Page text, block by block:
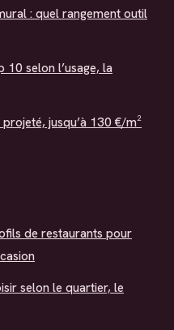
: quel rangement outil
10 selon l’usage, la
jusqu’à 130 €/m²
de restaurants pour
selon le quartier, le